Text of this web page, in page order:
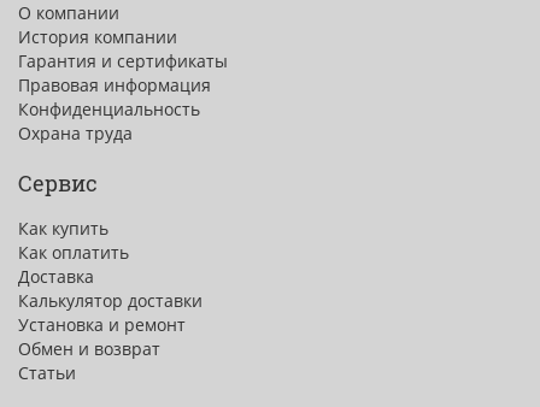
О компании
История компании
Гарантия и сертификаты
Правовая информация
Конфиденциальность
Охрана труда
Сервис
Как купить
Как оплатить
Доставка
Калькулятор доставки
Установка и ремонт
Обмен и возврат
Статьи